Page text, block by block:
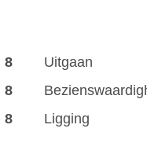
8 Uitgaan
8
8 Ligging